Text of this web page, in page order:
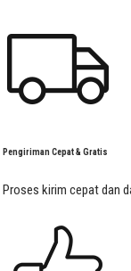
Pengiriman Cepat & Gratis
Proses kirim cepat dan